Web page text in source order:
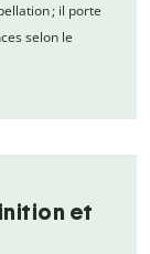
; il porte
selon le
et